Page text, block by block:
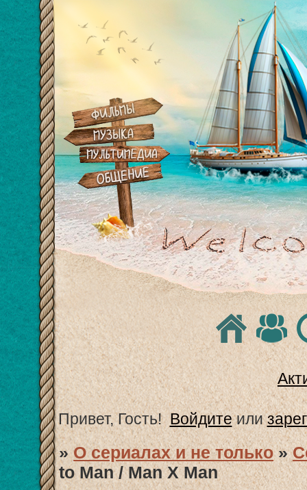
Привет, Гость! Войдитеили
»О сериалах и не только »
to Man / Man X Man